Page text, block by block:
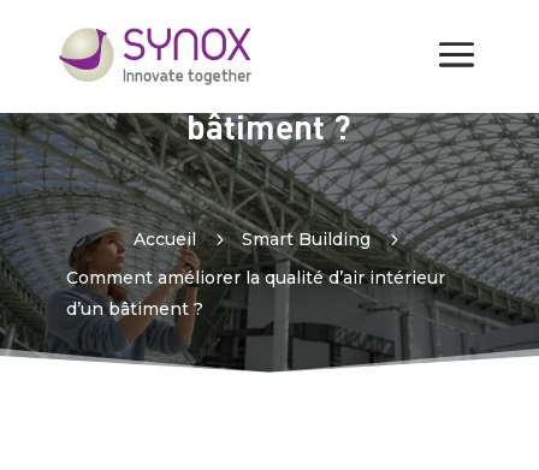
Comment améliorer la
qualité d’air intérieur d’un
bâtiment ?
Accueil 5 Smart Building 5
Comment améliorer la qualité d’air intérieur
d’un bâtiment ?